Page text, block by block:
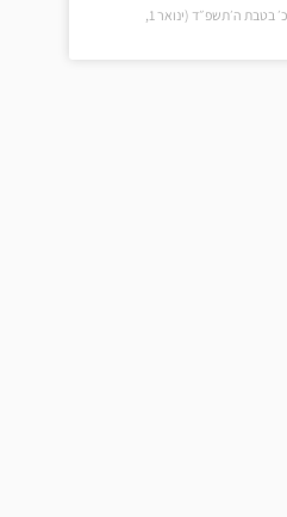
כ׳ בטבת ה׳תשפ״ד (כ׳ בטבת ה׳תשפ״ד (ינואר 1,